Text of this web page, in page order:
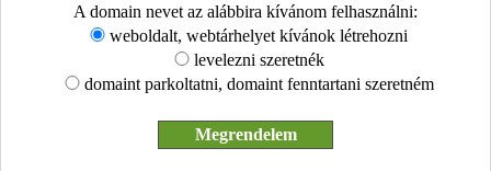
A domain nevet az alábbira kívánom felhasználni:
weboldalt, webtárhelyet kívánok létrehozni
levelezni szeretnék
domaint parkoltatni, domaint fenntartani szeretném